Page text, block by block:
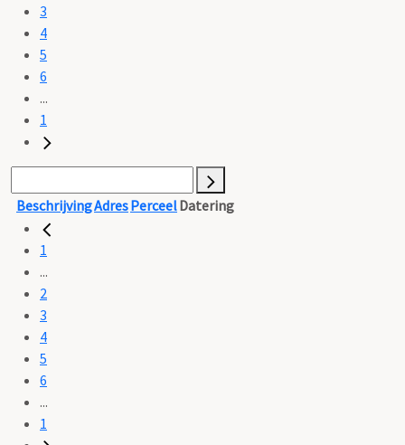
3
4
5
6
...
1
BeschrijvingAdresPerceelDatering
1
...
2
3
4
5
6
...
1